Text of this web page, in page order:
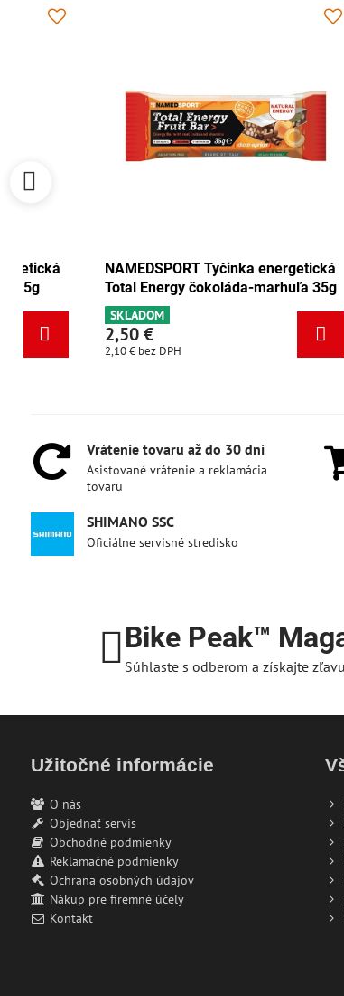
35g
NAMEDSPORT Tyčinka energetická
Total Energy čokoláda-marhuľa 35g
SKLADOM
2,50 €
2,10 € bez DPH
Vrátenie tovaru až do 30 dní
Asistované vrátenie a reklamácia
tovaru
SHIMANO SSC
Oficiálne servisné stredisko
Bike Peak™
Súhlaste s odberom a získajte
Užitočné informácie
O nás
Objednať servis
Obchodné podmienky
Reklamačné podmienky
Ochrana osobných údajov
Nákup pre firemné účely
Kontakt